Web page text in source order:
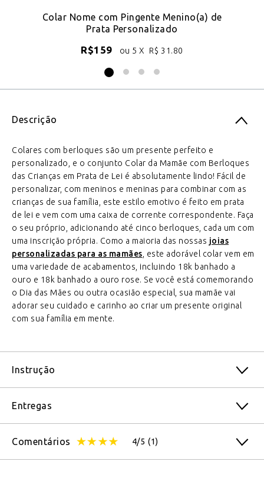
Colar Nome com Pingente Menino(a) de
Prata Personalizado
R$159 ou 5 X R$ 31.80
Descrição
Colares com berloques são um presente perfeito e
personalizado, e o conjunto Colar da Mamãe com Berloques
das Crianças em Prata de Lei é absolutamente lindo! Fácil de
personalizar, com meninos e meninas para combinar com as
crianças de sua família, este estilo emotivo é feito em prata
de lei e vem com uma caixa de corrente correspondente. Faça
o seu próprio, adicionando até cinco berloques, cada um com
uma inscrição própria. Como a maioria das nossas joias
personalizadas para as mamães, este adorável colar vem em
uma variedade de acabamentos, incluindo 18k banhado a
ouro e 18k banhado a ouro rose. Se você está comemorando
o Dia das Mães ou outra ocasião especial, sua mamãe vai
adorar seu cuidado e carinho ao criar um presente original
com sua família em mente.
Instrução
Entregas
Comentários 4/5 (1)